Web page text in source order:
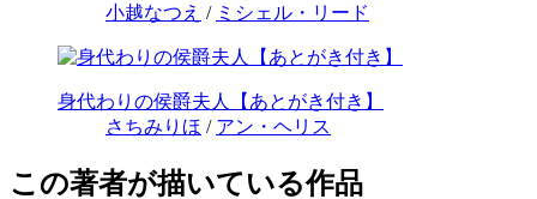
小越なつえ / ミシェル・リード
身代わりの侯爵夫人【あとがき付き】
さちみりほ / アン・ヘリス
この著者が描いている作品